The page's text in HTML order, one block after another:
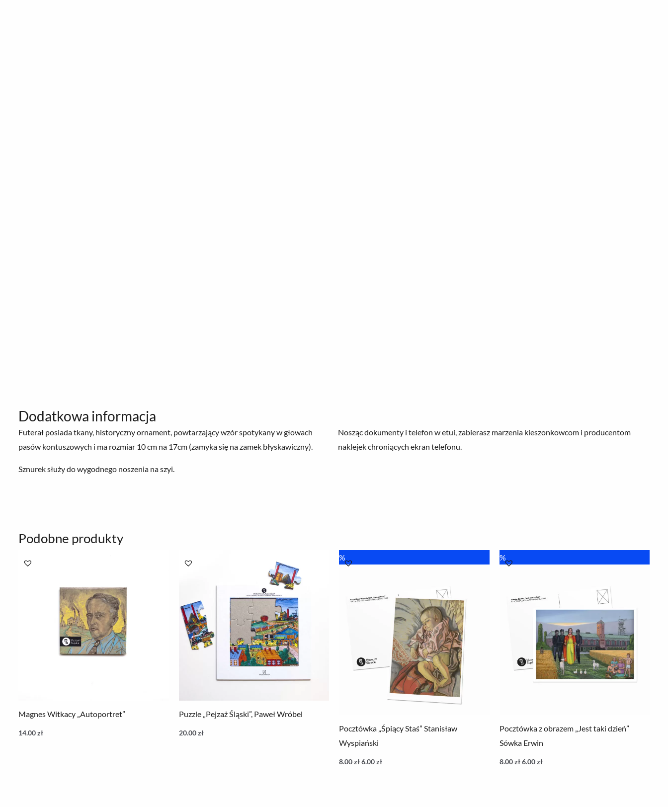
Dodatkowa informacja
Futerał posiada tkany, historyczny ornament, powtarzający wzór spotykany w głowach
pasów kontuszowych i ma rozmiar 10 cm na 17cm (zamyka się na zamek błyskawiczny).
Sznurek służy do wygodnego noszenia na szyi.
Nosząc dokumenty i telefon w etui, zabierasz marzenia kieszonkowcom i producentom
naklejek chroniących ekran telefonu.
Podobne produkty
Magnes Witkacy „Autoportret”
14.00zł
Puzzle „Pejzaż Śląski”, Paweł Wróbel
20.00zł
%
Pocztówka „Śpiący Staś” Stanisław
Wyspiański
8.00zł
cena
6.00zł
cena
%
Pocztówka z obrazem „Jest taki dzień”
Sówka Erwin
8.00zł
cena
6.00zł
cena